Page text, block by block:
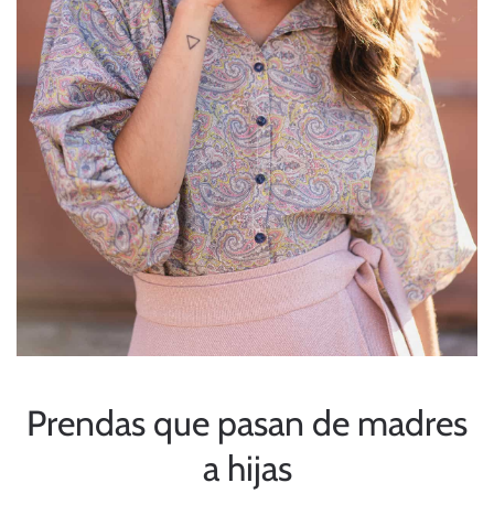
Prendas que pasan de madres
a hijas